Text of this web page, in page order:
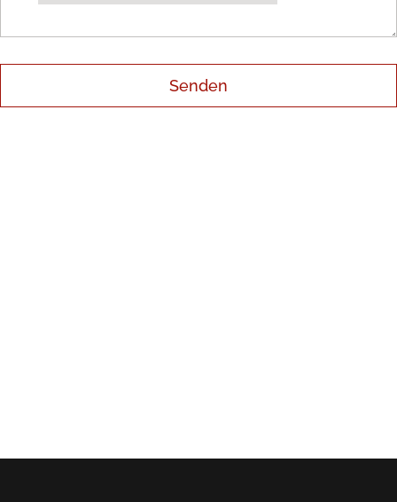
Senden